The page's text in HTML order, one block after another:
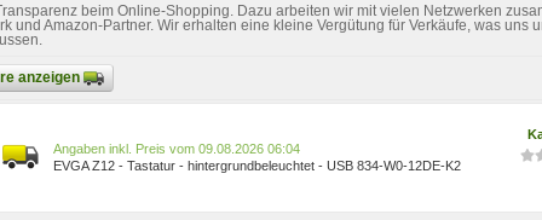
beim Online-Shopping. Dazu arbeiten wir mit vielen Netzwerken
und Amazon-Partner. Wir erhalten eine kleine Vergütung für Verkäufe, was uns
anzeigen
Preis vom 09.08.2026 06:04
EVGA Z12 - Tastatur - hintergrundbeleuchtet - USB 834-W0-12DE-K2